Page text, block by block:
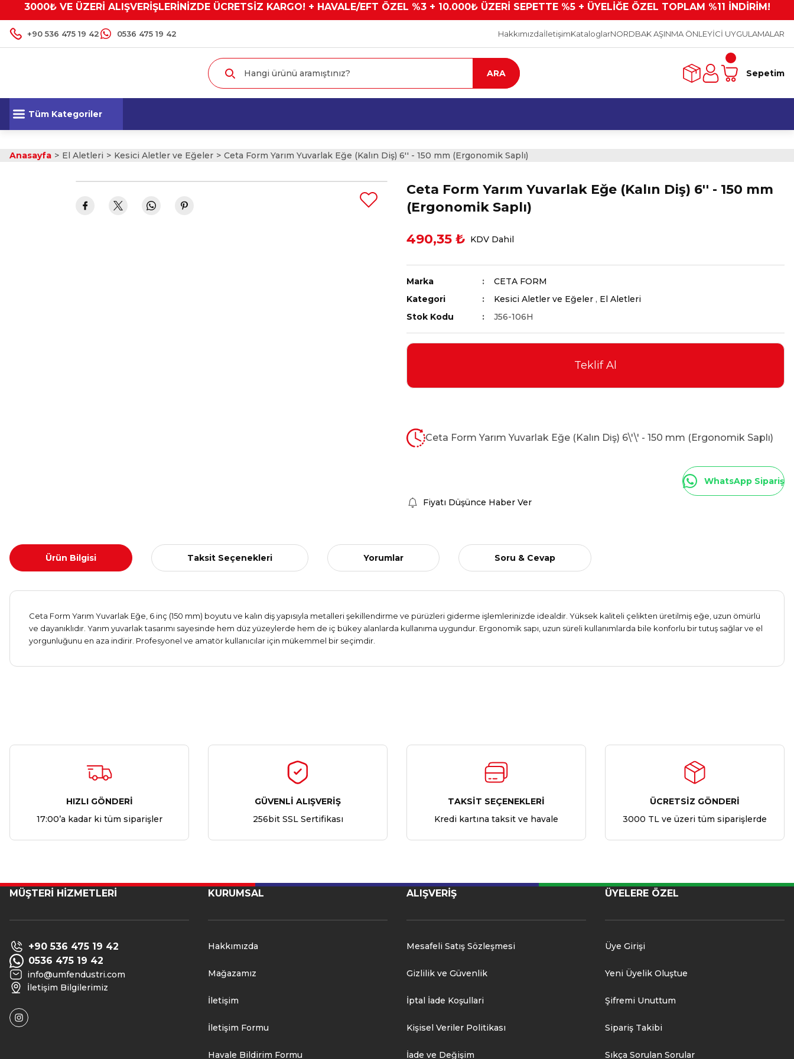
3000₺ VE ÜZERİ ALIŞVERİŞLERİNİZDE ÜCRETSİZ KARGO! + HAVALE/EFT ÖZEL %3 + 10.000₺ ÜZERİ SEPETTE %5 + ÜYELİĞE ÖZEL TOPLAM %11 İNDİRİM!
+90 536 475 19 42 0536 475 19 42 HakkımızdaİletişimKataloglarNORDBAK AŞINMA ÖNLEYİCİ UYGULAMALAR
ARA Sepetim
Tüm Kategoriler
Anasayfa El Aletleri Kesici Aletler ve Eğeler Ceta Form Yarım Yuvarlak Eğe (Kalın Diş) 6'' - 150 mm (Ergonomik Saplı)
Ceta Form Yarım Yuvarlak Eğe (Kalın Diş) 6'' - 150 mm
(Ergonomik Saplı)
490,35 ₺ KDV Dahil
Marka
CETA FORM
Kategori
Kesici Aletler ve Eğeler , El Aletleri
Stok Kodu
J56-106H
Teklif Al
Ceta Form Yarım Yuvarlak Eğe (Kalın Diş) 6\'\' - 150 mm (Ergonomik Saplı)
WhatsApp Sipariş
Fiyatı Düşünce Haber Ver
Ürün Bilgisi Taksit Seçenekleri Yorumlar Soru & Cevap
Ceta Form Yarım Yuvarlak Eğe, 6 inç (150 mm) boyutu ve kalın diş yapısıyla metalleri şekillendirme ve pürüzleri giderme işlemlerinizde idealdir. Yüksek kaliteli çelikten üretilmiş eğe, uzun ömürlü
ve dayanıklıdır. Yarım yuvarlak tasarımı sayesinde hem düz yüzeylerde hem de iç bükey alanlarda kullanıma uygundur. Ergonomik sapı, uzun süreli kullanımlarda bile konforlu bir tutuş sağlar ve el
yorgunluğunu en aza indirir. Profesyonel ve amatör kullanıcılar için mükemmel bir seçimdir.
Yorum Yaz
Soru Sor
HIZLI GÖNDERİ
17:00’a kadar ki tüm siparişler
GÜVENLİ ALIŞVERİŞ
256bit SSL Sertifikası
TAKSİT SEÇENEKLERİ
Kredi kartına taksit ve havale
ÜCRETSİZ GÖNDERİ
3000 TL ve üzeri tüm siparişlerde
MÜŞTERİ HİZMETLERİ
+90 536 475 19 42
0536 475 19 42
info@umfendustri.com
İletişim Bilgilerimiz
KURUMSAL
Hakkımızda
Mağazamız
İletişim
İletişim Formu
Havale Bildirim Formu
ALIŞVERİŞ
Mesafeli Satış Sözleşmesi
Gizlilik ve Güvenlik
İptal İade Koşullari
Kişisel Veriler Politikası
İade ve Değişim
ÜYELERE ÖZEL
Üye Girişi
Yeni Üyelik Oluştue
Şifremi Unuttum
Sipariş Takibi
Sıkça Sorulan Sorular